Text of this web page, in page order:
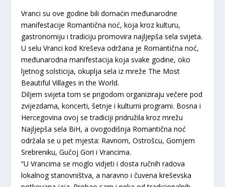
Vranci su ove godine bili domaćin međunarodne
manifestacije Romantična noć, koja kroz kulturu,
gastronomiju i tradiciju promovira najljepša sela svijeta.
U selu Vranci kod Kreševa održana je Romantična noć,
međunarodna manifestacija koja svake godine, oko
ljetnog solsticija, okuplja sela iz mreže The Most
Beautiful Villages in the World.
Diljem svijeta tom se prigodom organiziraju večere pod
zvijezdama, koncerti, šetnje i kulturni programi. Bosna i
Hercegovina ovoj se tradiciji pridružila kroz mrežu
Najljepša sela BiH, a ovogodišnja Romantična noć
održala se u pet mjesta: Ravnom, Ostrošcu, Gornjem
Srebreniku, Gučoj Gori i Vrancima.
“U Vrancima se moglo vidjeti i dosta ručnih radova
lokalnog stanovništva, a naravno i čuvena kreševska